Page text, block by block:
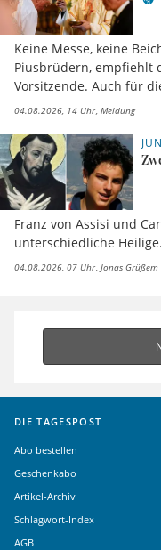
Keine Messe, keine
Piusbrüdern, empfiehlt
Vorsitzende. Auch für
04.08.2026, 14 Uhr Meldung
Franz von Assisi und
unterschiedliche
04.08.2026, 07 Uhr Jonas Grüßem
DIE TAGESPOST
Abo bestellen
Geschenkabo
Artikel-Archiv
Schlagwort-Index
AGB